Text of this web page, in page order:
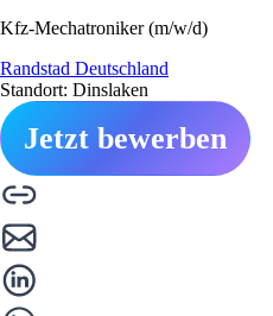
Kfz-Mechatroniker (m/w/d)
Randstad Deutschland
Standort: Dinslaken
Jetzt bewerben